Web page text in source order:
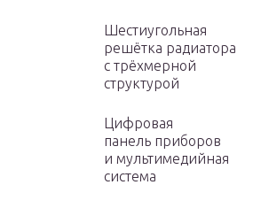
Шестиугольная
решётка радиатора
с трёхмерной
структурой
Цифровая
панель приборов
и мультимедийная
система